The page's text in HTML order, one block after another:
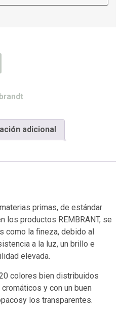
adicional
primas, de estándar
los productos REMBRANT, se
como la fineza, debido al
a la luz, un brillo e
elevada.
colores bien distribuidos
y con un buen
los transparentes.